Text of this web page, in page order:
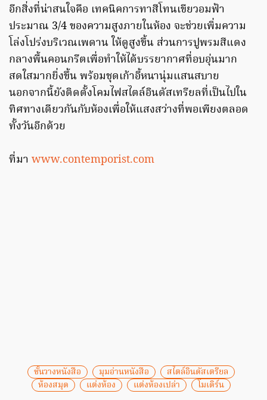
อีกสิ่งที่น่าสนใจคือ เทคนิคการทาสีโทนเขียวอมฟ้า
ประมาณ 3/4 ของความสูงภายในห้อง จะช่วยเพิ่มความ
โล่งโปร่งบริเวณเพดาน ให้ดูสูงขึ้น ส่วนการปูพรมสีแดง
กลางพื้นคอนกรีตเพื่อทำให้ได้บรรยากาศที่อบอุ่นมาก
สดใสมากยิ่งขึ้น พร้อมชุดเก้าอี้หนานุ่มแสนสบาย
นอกจากนี้ยังติดตั้งโคมไฟสไตล์อินดัสเทรียลที่เป็นไปใน
ทิศทางเดียวกันกับห้องเพื่อให้แสงสว่างที่พอเพียงตลอด
ทั้งวันอีกด้วย
ที่มา www.contemporist.com
ชั้นวางหนังสือ มุมอ่านหนังสือ
สไตล์อินดัสเตรียล
ห้องสมุด
แต่งห้อง แต่งห้องเปล่า โมเดิร์น